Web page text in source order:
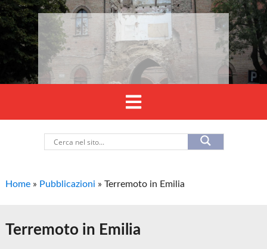
Home » Pubblicazioni »Terremoto in Emilia
Terremoto in Emilia